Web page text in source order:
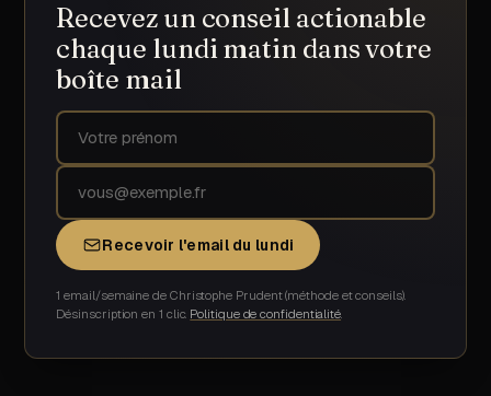
Recevez un conseil actionable
chaque lundi matin dans votre
boîte mail
Prénom
Adresse email
Recevoir l'email du lundi
1 email/semaine de Christophe Prudent (méthode et conseils).
Désinscription en 1 clic. Politique de confidentialité